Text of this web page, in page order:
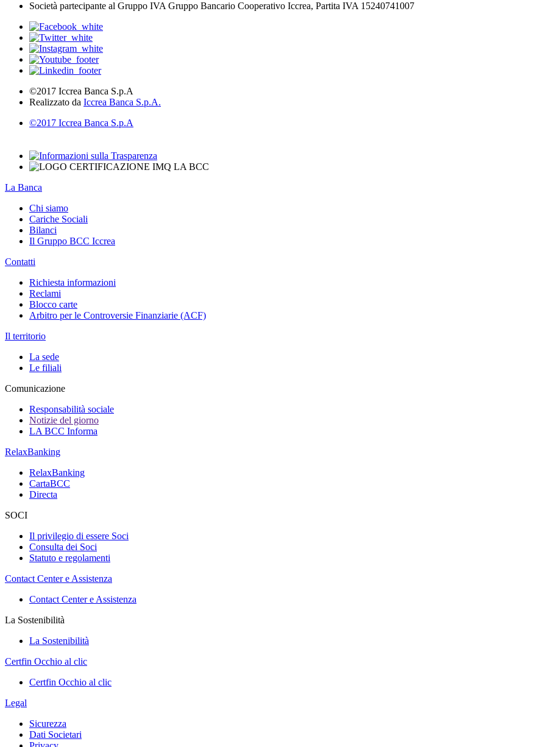
Società partecipante al Gruppo IVA Gruppo Bancario Cooperativo Iccrea, Partita IVA 15240741007
©2017 Iccrea Banca S.p.A
Realizzato da Iccrea Banca S.p.A.
©2017 Iccrea Banca S.p.A
La Banca
Chi siamo
Cariche Sociali
Bilanci
Il Gruppo BCC Iccrea
Contatti
Richiesta informazioni
Reclami
Blocco carte
Arbitro per le Controversie Finanziarie (ACF)
Il territorio
La sede
Le filiali
Comunicazione
Responsabilità sociale
Notizie del giorno
LA BCC Informa
RelaxBanking
RelaxBanking
CartaBCC
Directa
SOCI
Il privilegio di essere Soci
Consulta dei Soci
Statuto e regolamenti
Contact Center e Assistenza
Contact Center e Assistenza
La Sostenibilità
La Sostenibilità
Certfin Occhio al clic
Certfin Occhio al clic
Legal
Sicurezza
Dati Societari